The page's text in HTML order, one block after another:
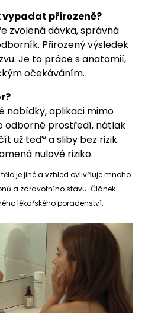
vypadat přirozeně?
zvolená dávka, správná
Přirozený výsledek
Je to práce s anatomií,
očekáváním.
nabídky, aplikaci mimo
odborné prostředí, nátlak
už teď“ a sliby bez rizik.
nulové riziko.
je jiné a vzhled ovlivňuje mnoho
a zdravotního stavu. Článek
lékařského poradenství.